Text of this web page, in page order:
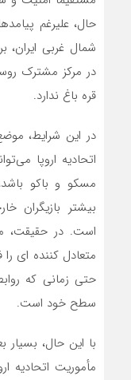
حال، علیرغم
شمال غربی ایران،
در مرکز مشترک
قره باغ ندارد.
در این شرایط،
اتحادیه اروپا
مسکو و باکو
بیشتر بازیگران
است. در حقیقت،
متعادل کننده ای
حتی زمانی که
سطح خود است.
با این حال،
مأموریت اتحادیه